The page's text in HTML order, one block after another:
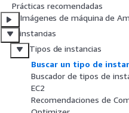
Prácticas recomendadas
Imágenes de máquina de
instancias
Tipos de instancias
Buscar un tipo de
Buscador de tipos de
EC2
Recomendaciones de